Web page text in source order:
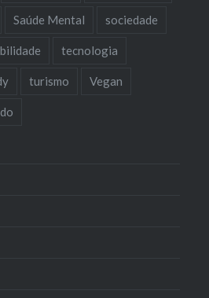
Saúde Mental sociedade
tecnologia
turismo Vegan